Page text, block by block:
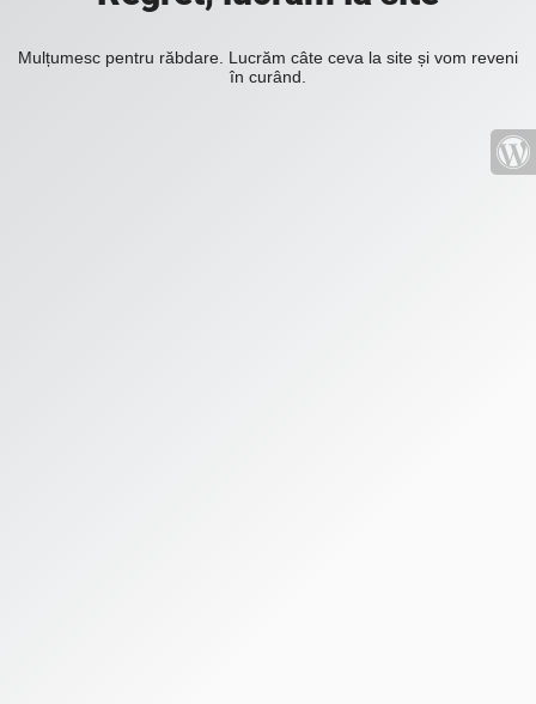
Mulțumesc pentru răbdare. Lucrăm câte ceva la site și vom reveni
în curând.